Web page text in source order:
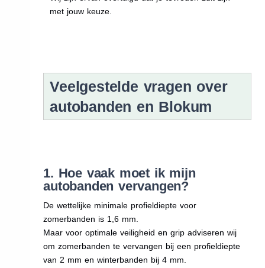
met jouw keuze.
Veelgestelde vragen over
autobanden en Blokum
1. Hoe vaak moet ik mijn
autobanden vervangen?
De wettelijke minimale profieldiepte voor
zomerbanden is 1,6 mm.
Maar voor optimale veiligheid en grip adviseren wij
om zomerbanden te vervangen bij een profieldiepte
van 2 mm en winterbanden bij 4 mm.